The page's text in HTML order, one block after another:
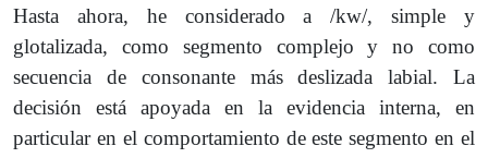
Hasta ahora, he considerado a /kw/, simple y
glotalizada, como segmento complejo y no como
secuencia de consonante más deslizada labial. La
decisión está apoyada en la evidencia interna, en
particular en el comportamiento de este segmento en el